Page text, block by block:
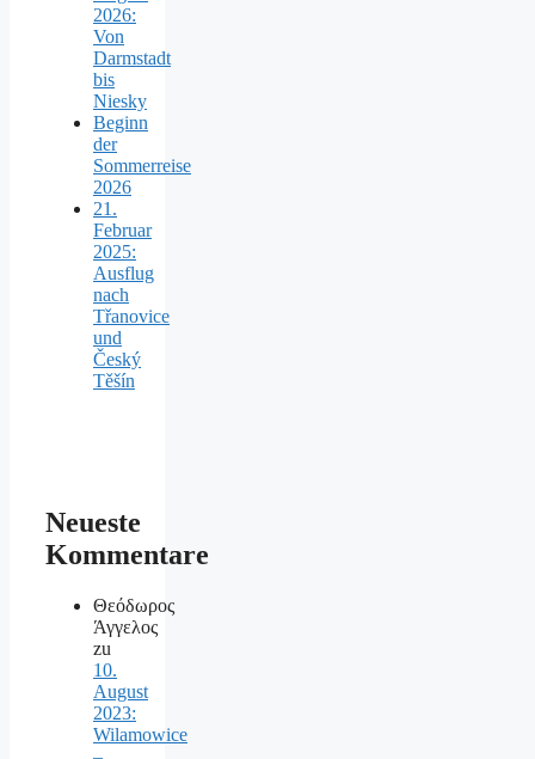
2026:
Von
Darmstadt
bis
Niesky
Beginn
der
Sommerreise
2026
21.
Februar
2025:
Ausflug
nach
Třanovice
und
Český
Těšín
Neueste
Kommentare
Θεόδωρος
Άγγελος
zu
10.
August
2023:
Wilamowice